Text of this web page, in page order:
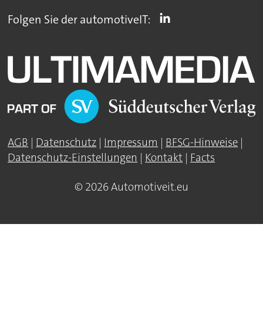
Folgen Sie der automotiveIT:
AGB | Datenschutz | Impressum | BFSG-Hinweise |
Datenschutz-Einstellungen | Kontakt | Facts
© 2026 Automotiveit.eu